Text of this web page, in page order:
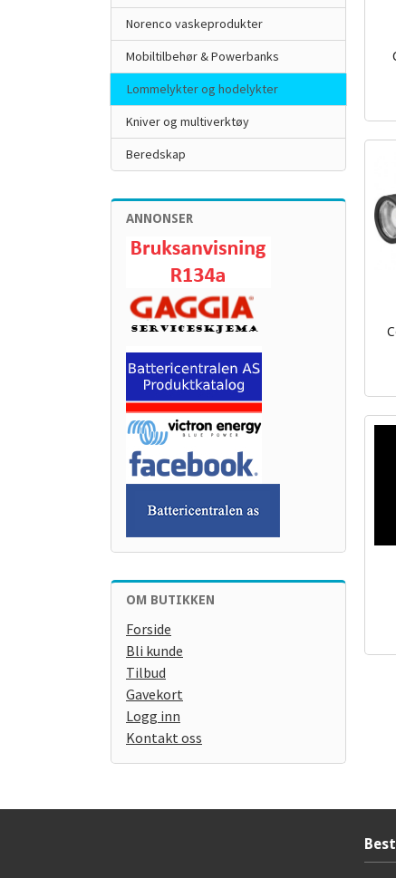
Norenco vaskeprodukter
Mobiltilbehør & Powerbanks
Lommelykter og hodelykter
Kniver og multiverktøy
Beredskap
ANNONSER
OM BUTIKKEN
Forside
Bli kunde
Tilbud
Gavekort
Logg inn
Kontakt oss